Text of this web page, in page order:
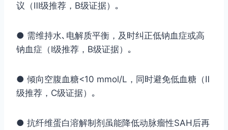
议（Ⅲ级推荐，B级证据）｡
● 需维持水､电解质平衡，及时纠正低钠血症或高
钠血症（Ⅰ级推荐，B级证据）｡
● 倾向空腹血糖<10 mmol/L，同时避免低血糖（Ⅱ
级推荐，C级证据）｡
● 抗纤维蛋白溶解制剂虽能降低动脉瘤性SAH后再